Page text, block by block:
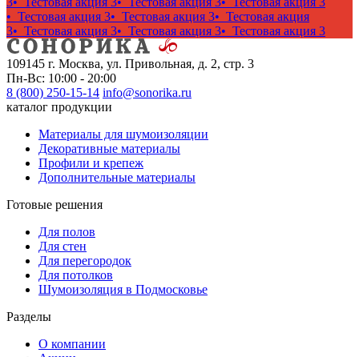
• Тестовая акция 3• Тестовая акция 3• Тестовая акция
3• Тестовая акция 3• Тестовая акция 3• Тестовая акция 3
109145 г. Москва, ул. Привольная, д. 2, стр. 3
Пн-Вс: 10:00 - 20:00
8 (800) 250-15-14 info@sonorika.ru
каталог продукции
Материалы для шумоизоляции
Декоративные материалы
Профили и крепеж
Дополнительные материалы
Готовые решения
Для полов
Для стен
Для перегородок
Для потолков
Шумоизоляция в Подмосковье
Разделы
О компании